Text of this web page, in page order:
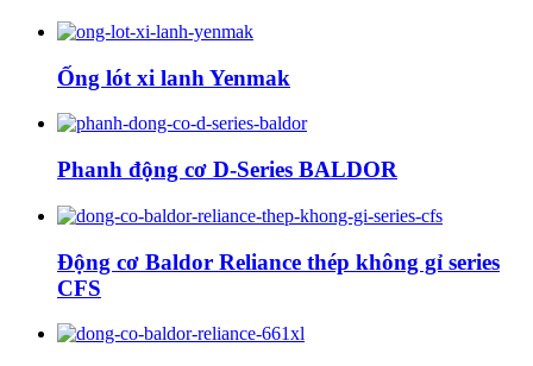
Ống lót xi lanh Yenmak
Phanh động cơ D-Series BALDOR
Động cơ Baldor Reliance thép không gỉ series
CFS